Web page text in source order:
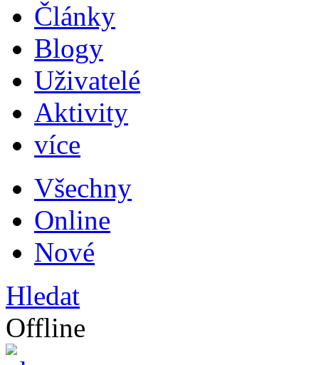
Články
Blogy
Uživatelé
Aktivity
více
Všechny
Online
Nové
Hledat
Offline